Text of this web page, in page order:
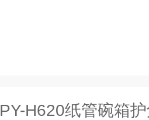
PY-H620纸管碗箱